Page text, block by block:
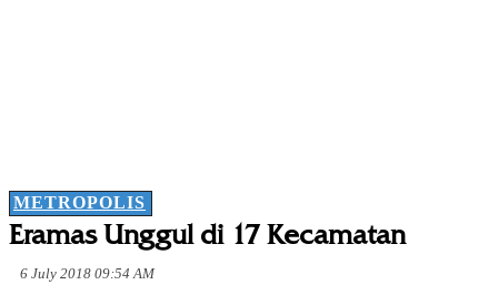
METROPOLIS
Eramas Unggul di 17 Kecamatan
6 July 2018 09:54 AM